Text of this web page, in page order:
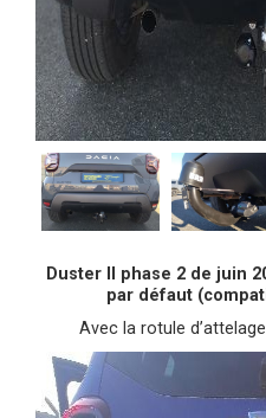
Duster II phase 2 de juin
par défaut
Avec la rotule